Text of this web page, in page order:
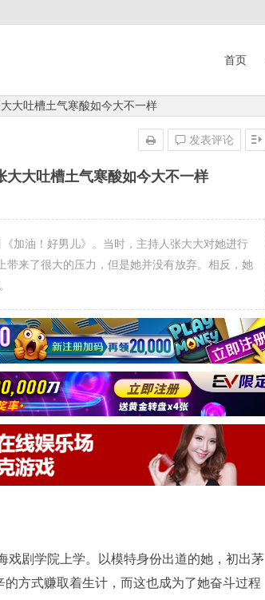
首页
大吐槽土气寒酸如今大不一样
大大吐槽土气寒酸如今大不一样
发表评论
加油！好男儿》。当时，主持人张大大对她进行
带来了很大的压力，但是她并没有放弃。相反，她
戏剧学院上学。以模特身份出道的她，初出茅
方式赚取着生计，而这也成为了她奋斗过程